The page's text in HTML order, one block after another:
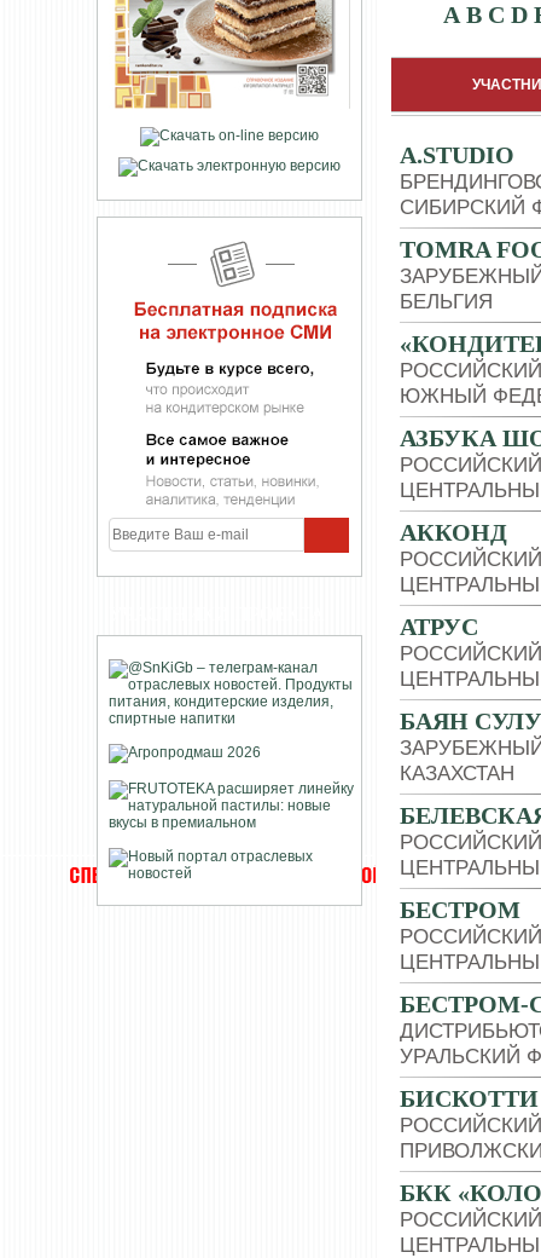
A B C D
A.STUDIO
СИБИРСКИЙ
TOMRA
БЕЛЬГИЯ
ЮЖНЫЙ
АЗБУКА
АККОНД
АТРУС
БАЯН СУЛУ
КАЗАХСТАН
БЕСТРОМ
БЕСТРОМ-
УРАЛЬСКИЙ
БКК